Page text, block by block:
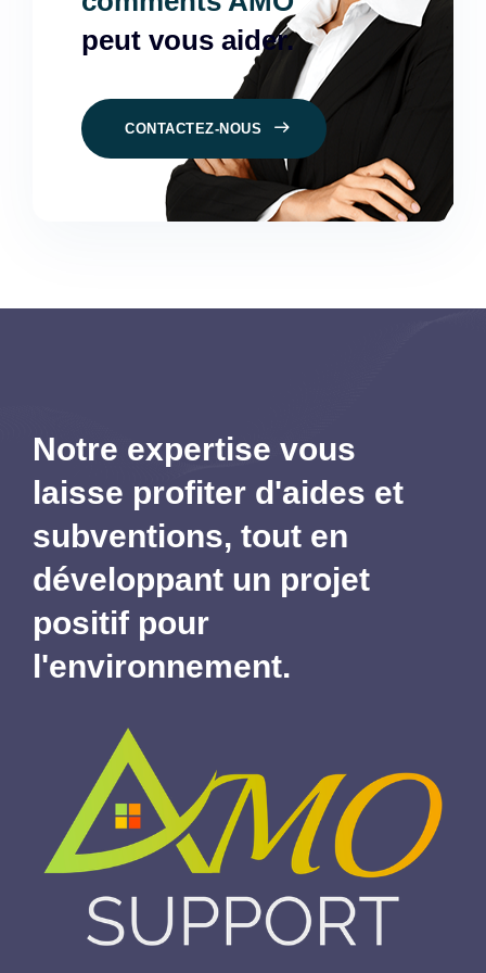
peut vous aider.
CONTACTEZ-NOUS
Notre expertise vous
laisse profiter d'aides et
subventions, tout en
développant un projet
positif pour
l'environnement.